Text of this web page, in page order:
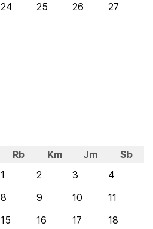
24 25 26
27
Rb Km Jm
Sb
1
2 3
4
8 9 10
11
15 16 17
18